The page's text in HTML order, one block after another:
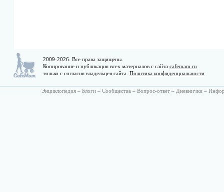
2009-2026. Все права защищены.
Копирование и публикация всех материалов с сайта cafemam.ru
только с согласия владельцев сайта. Политика конфиденциальности
Энциклопедия – Блоги – Сообщества – Вопрос-ответ – Дневнички –